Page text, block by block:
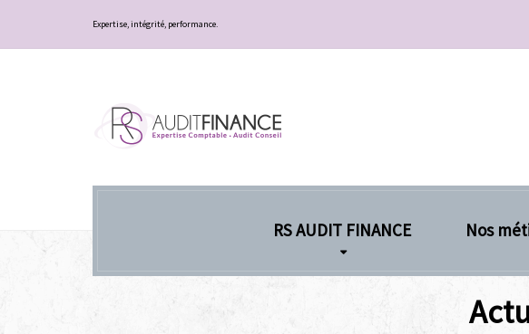
Expertise, intégrité, performance.
RS AUDIT FINANCE Nos